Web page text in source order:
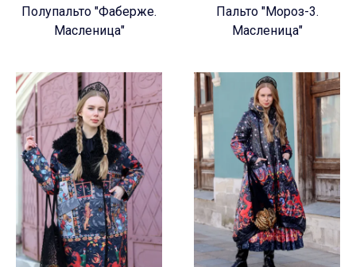
Полупальто "Фаберже.
Масленица"
Пальто "Мороз-3.
Масленица"